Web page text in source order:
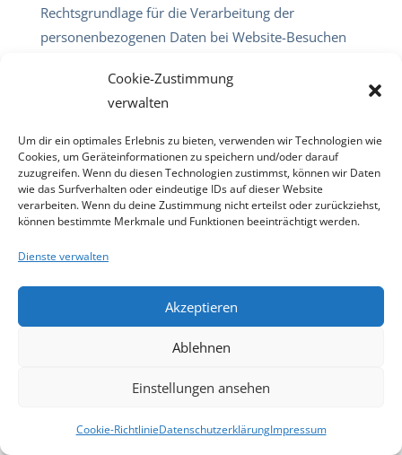
Cookie-Zustimmung
verwalten
Um dir ein optimales Erlebnis zu bieten, verwenden wir Technologien wie
Cookies, um Geräteinformationen zu speichern und/oder darauf
zuzugreifen. Wenn du diesen Technologien zustimmst, können wir Daten
wie das Surfverhalten oder eindeutige IDs auf dieser Website
verarbeiten. Wenn du deine Zustimmung nicht erteilst oder zurückziehst,
können bestimmte Merkmale und Funktionen beeinträchtigt werden.
Dienste verwalten
Akzeptieren
Ablehnen
Einstellungen ansehen
Cookie-RichtlinieDatenschutzerklärungImpressum
Rechtsgrundlage für die Verarbeitung der
personenbezogenen Daten bei Website-Besuchen
8.3 Zweck der Datenverarbeitung
Die Verarbeitung der personenbezogenen Daten
der Nutzer*innen ermöglicht uns eine Analyse des
Surfverhaltens. Wir sind in durch die Auswertung
der gewonnen Daten in der Lage, Informationen
über die Nutzung der einzelnen Komponenten
unserer Webseite zusammenzustellen. Dies hilft
uns dabei unsere Webseite und deren
Nutzerfreundlichkeit stetig zu verbessern. In diesen
Zwecken liegt auch unser berechtigtes Interesse in
der Verarbeitung der Daten nach Art. 6 Abs. 1 lit. f
DSGVO. Durch die Anonymisierung der IP-Adresse
personenbezogener Daten hinreichend Rechnung